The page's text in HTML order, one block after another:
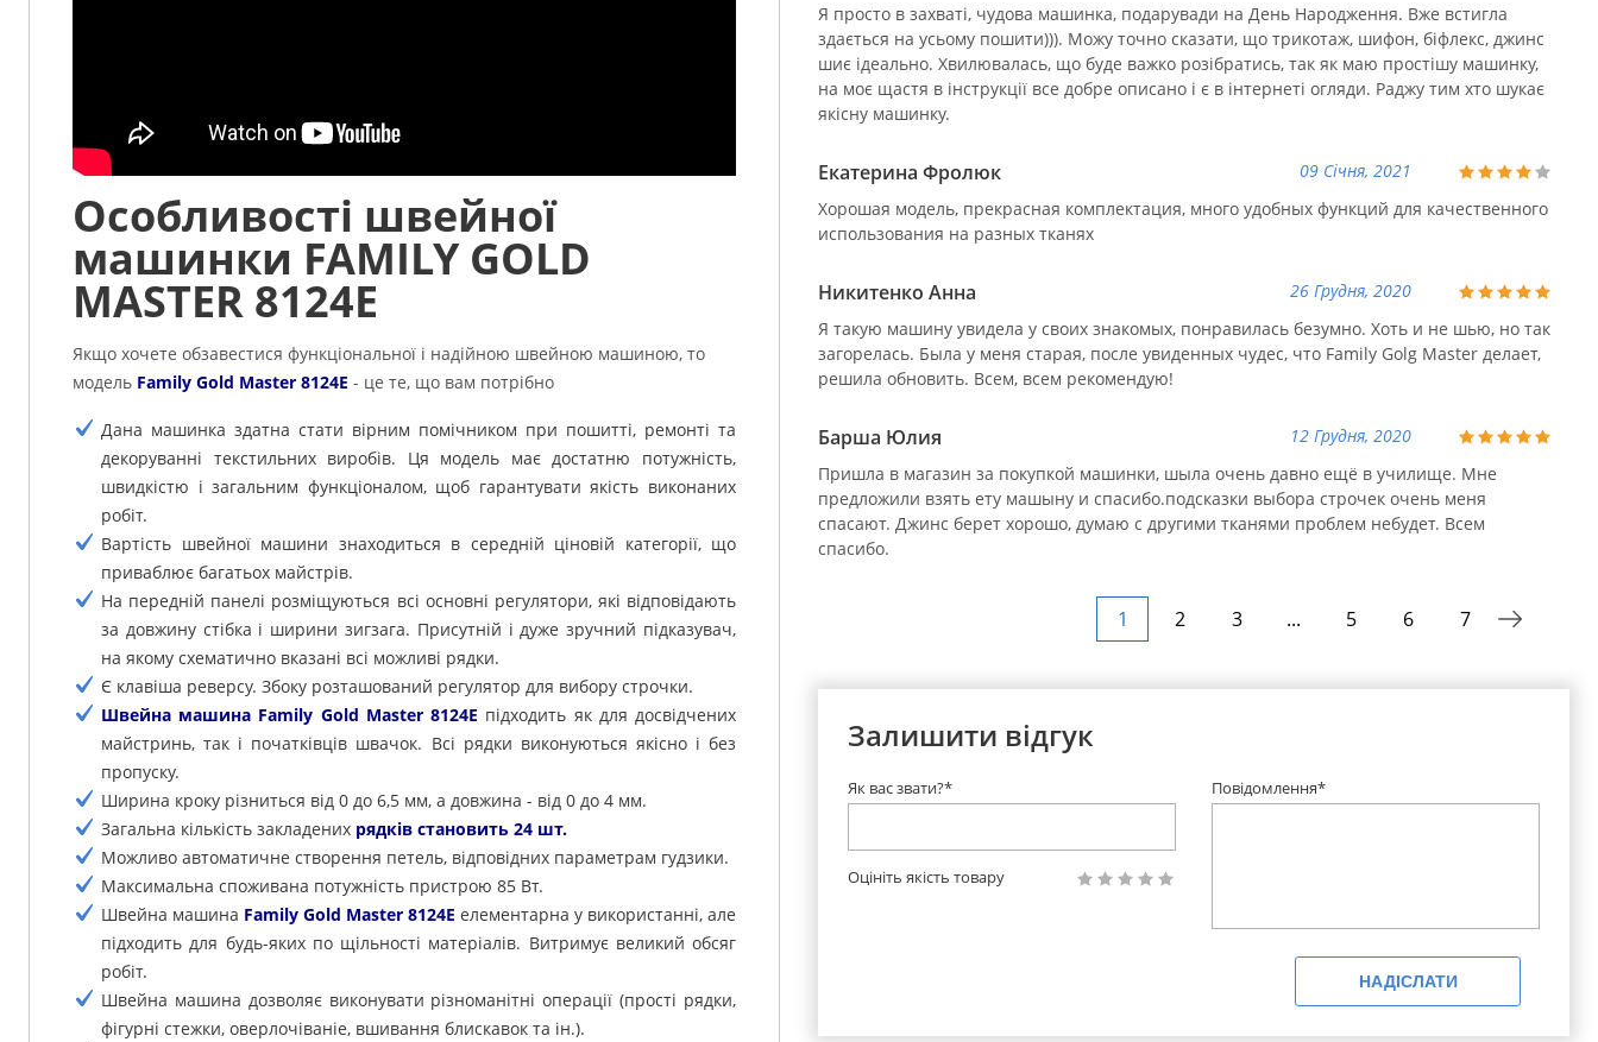
Особливості швейної
машинки FAMILY GOLD
MASTER 8124E
Якщо хочете обзавестися функціональної і надійною швейною машиною, то
модель Family Gold Master 8124E - це те, що вам потрібно
Дана машинка здатна стати вірним помічником при пошитті, ремонті та
декоруванні текстильних виробів. Ця модель має достатню потужність,
швидкістю і загальним функціоналом, щоб гарантувати якість виконаних
робіт.
Вартість швейної машини знаходиться в середній ціновій категорії, що
приваблює багатьох майстрів.
На передній панелі розміщуються всі основні регулятори, які відповідають
за довжину стібка і ширини зигзага. Присутній і дуже зручний підказувач,
на якому схематично вказані всі можливі рядки.
Є клавіша реверсу. Збоку розташований регулятор для вибору строчки.
Швейна машина Family Gold Master 8124E підходить як для досвідчених
майстринь, так і початківців швачок. Всі рядки виконуються якісно і без
пропуску.
Ширина кроку різниться від 0 до 6,5 мм, а довжина - від 0 до 4 мм.
Загальна кількість закладених рядків становить 24 шт.
Можливо автоматичне створення петель, відповідних параметрам гудзики.
Максимальна споживана потужність пристрою 85 Вт.
Швейна машина Family Gold Master 8124E елементарна у використанні, але
підходить для будь-яких по щільності матеріалів. Витримує великий обсяг
робіт.
Швейна машина дозволяє виконувати різноманітні операції (прості рядки,
фігурні стежки, оверлочіваніе, вшивання блискавок та ін.).
Я просто в захваті, чудова машинка, подарувади на День Народження. Вже встигла
здається на усьому пошити))). Можу точно сказати, що трикотаж, шифон, біфлекс, джинс
шиє ідеально. Хвилювалась, що буде важко розібратись, так як маю простішу машинку,
на моє щастя в інструкції все добре описано і є в інтернеті огляди. Раджу тим хто шукає
якісну машинку.
Екатерина Фролюк
09 Січня, 2021
Хорошая модель, прекрасная комплектация, много удобных функций для качественного
использования на разных тканях
Никитенко Анна
26 Грудня, 2020
Я такую машину увидела у своих знакомых, понравилась безумно. Хоть и не шью, но так
загорелась. Была у меня старая, после увиденных чудес, что Family Golg Master делает,
решила обновить. Всем, всем рекомендую!
Барша Юлия
12 Грудня, 2020
Пришла в магазин за покупкой машинки, шыла очень давно ещё в училище. Мне
предложили взять ету машыну и спасибо.подсказки выбора строчек очень меня
спасают. Джинс берет хорошо, думаю с другими тканями проблем небудет. Всем
спасибо.
1 2 3 ... 5 6 7
Залишити відгук
Повідомлення*
Як вас звати?*
Оцініть якість товару
НАДІСЛАТИ